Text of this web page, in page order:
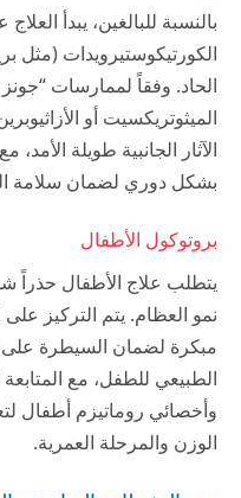
بالنسبة للبالغين، يبدأ
الكورتيكوستيرويدات (مثل
الحاد. وفقاً لممارسات
الميثوتريكسيت أو
الآثار الجانبية طويلة
بشكل دوري لضمان سلامة
بروتوكول الأطفال
يتطلب علاج الأطفال حذراً
نمو العظام. يتم التركيز
مبكرة لضمان السيطرة على
الطبيعي للطفل، مع
وأخصائي روماتيزم أطفال
الوزن والمرحلة العمرية.